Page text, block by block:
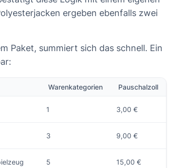
ergeben ebenfalls zwei
Paket, summiert sich das schnell. Ein
Warenkategorien Pauschalzoll
1 3,00 €
3 9,00 €
5 15,00 €